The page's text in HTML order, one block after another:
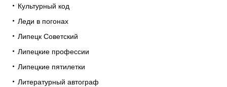
Культурный код
Леди в погонах
Липецк Советский
Липецкие профессии
Липецкие пятилетки
Литературный автограф